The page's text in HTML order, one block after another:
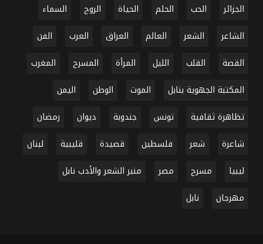
الجزائر
الحب الحلم الحياة الروح
السماء
الشاعر
الشعر العالم العراق العرب
الفن
القصة
القلب الليل المرأة المسرح
المغرب
المكتبة الجهوية بنابل
الموت الوطن
اليمن
تظاهرة ثقافية
تونس جندوبة ديوان
رمضان
شاعرة
شعر فلسطين قصيدة قليبية
لبنان
ليبيا
مسرح مصر
منبر الشعر والأدب نابل
مهرجان
نابل